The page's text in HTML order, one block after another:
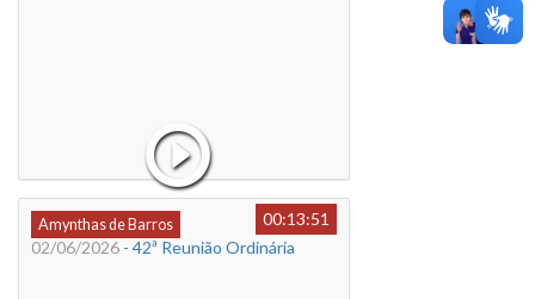
Amynthas de Barros
00:13:51
02/06/2026 - 42ª Reunião Ordinária